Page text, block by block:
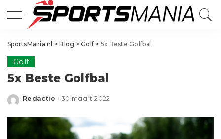
SportsMania.nl >Blog >Golf > 5x Beste Golfbal
Golf
5x Beste Golfbal
Posted
Redactie 30 maart 2022